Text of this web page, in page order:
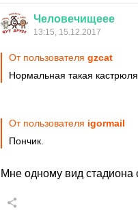
Человечищеее
13:15, 15.12.2017
От пользователя gzcat
Нормальная такая
От пользователя igormail
Пончик.
Мне одному вид стадиона